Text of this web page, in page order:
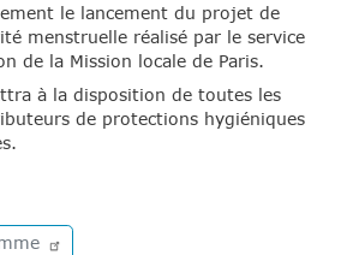
le lancement du projet de
menstruelle réalisé par le service
de la Mission locale de Paris.
à la disposition de toutes les
de protections hygiéniques